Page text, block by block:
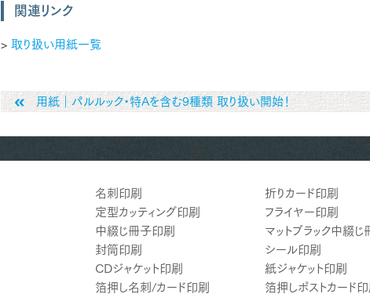
関連リンク
> 取り扱い用紙一覧
用紙｜パルルック・特Aを含む9種類 取り扱い開始！
名刺印刷 折りカード印刷
定型カッティング印刷
フライヤー印刷
中綴じ冊子印刷
マットブラック中綴じ
封筒印刷
シール印刷
CDジャケット印刷
紙ジャケット印刷
箔押し名刺/カード印刷
箔押しポストカード印